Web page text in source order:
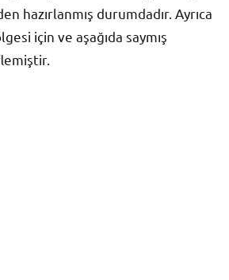
hazırlanmış durumdadır. Ayrıca
için ve aşağıda saymış